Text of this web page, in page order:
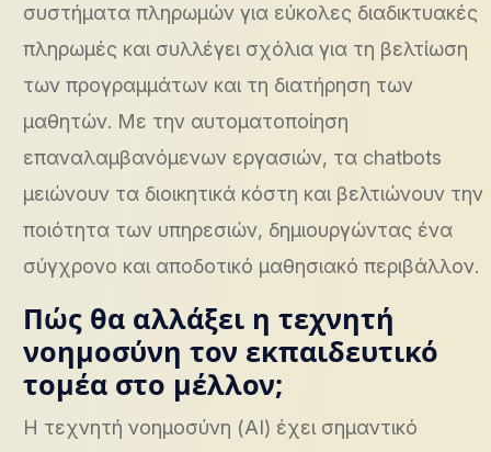
συστήματα πληρωμών για εύκολες διαδικτυακές
πληρωμές και συλλέγει σχόλια για τη βελτίωση
των προγραμμάτων και τη διατήρηση των
μαθητών. Με την αυτοματοποίηση
επαναλαμβανόμενων εργασιών, τα chatbots
μειώνουν τα διοικητικά κόστη και βελτιώνουν την
ποιότητα των υπηρεσιών, δημιουργώντας ένα
σύγχρονο και αποδοτικό μαθησιακό περιβάλλον.
Πώς θα αλλάξει η τεχνητή
νοημοσύνη τον εκπαιδευτικό
τομέα στο μέλλον;
Η τεχνητή νοημοσύνη (AI) έχει σημαντικό